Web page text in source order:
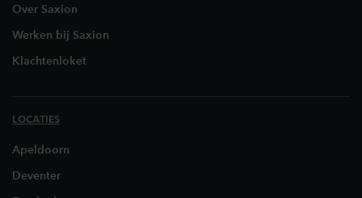
Over Saxion
Werken bij Saxion
Klachtenloket
LOCATIES
Apeldoorn
Deventer